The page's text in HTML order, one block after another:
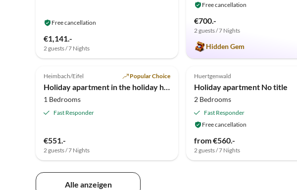
Free cancellation
€1,141.-
2 guests / 7 Nights
Free cancellation
€700.-
2 guests / 7 Nights
Hidden Gem
Top-Listing
4.9 (8)
Heimbach/Eifel Popular Choice
1 Bedrooms
Fast Responder
€551.-
2 guests / 7 Nights
5.0 (5)
Huertgenwald
Holiday apartment No title
2 Bedrooms
Fast Responder
Free cancellation
from €560.-
2 guests / 7 Nights
Alle anzeigen